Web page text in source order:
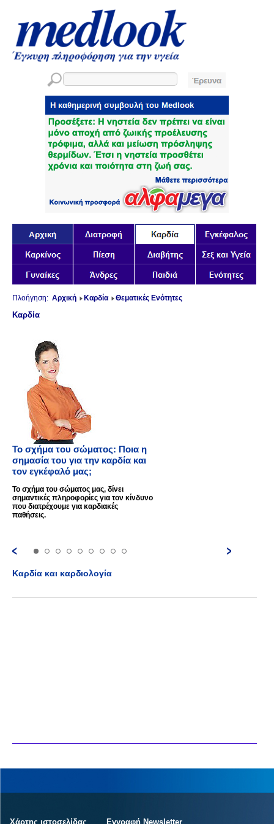
Πλοήγηση: Αρχική Καρδία Θεματικές Ενότητες
Καρδία
Το σχήμα του σώματος: Ποια η
σημασία του για την καρδία και
τον εγκέφαλό μας;
Το σχήμα του σώματος μας, δίνει
σημαντικές πληροφορίες για τον κίνδυνο
που διατρέχουμε για καρδιακές
παθήσεις.
Καρδία και καρδιολογία
Χάρτης ιστοσελίδας Εγγραφή Newsletter